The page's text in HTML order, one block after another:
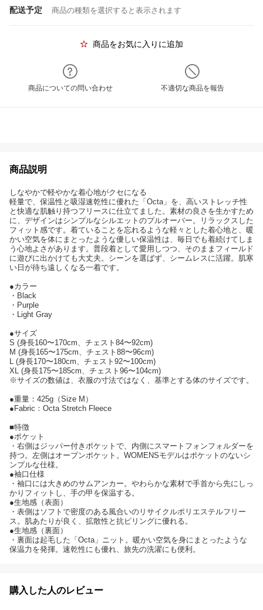
配送予定 商品の種類を選択すると表示されます
商品をお気に入りに追加
商品についての問い合わせ 不適切な商品を報告
商品説明
しなやかで軽やかな着心地がクセになる
軽量で、保温性と吸湿速乾性に優れた「Octa」を、高いストレッチ性
と快適な肌触り持つフリースに仕立てました。素材の良さを生かすため
に、デザインはシンプルなシルエットのプルオーバー。リラックスした
フィット感です。着ていることを忘れるような軽々とした着心地と、暖
かい空気を体にまとったような優しい保温性は、毎日でも着続けてしま
う心地よさがあります。普段着として愛用しつつ、そのままフィールド
に遊びに出かけても大丈夫。シーンを選ばず、シームレスに活躍。肌寒
い日が待ち遠しくなる一着です。
●カラー
・Black
・Purple
・Light Gray
●サイズ
S (身長160〜170cm、チェスト84〜92cm)
M (身長165〜175cm、チェスト88〜96cm)
L (身長170〜180cm、チェスト92〜100cm)
XL (身長175〜185cm、チェスト96〜104cm)
※サイズの数値は、衣服の寸法ではなく、基準とする体のサイズです。
●重量：425g（Size M）
●Fabric：Octa Stretch Fleece
■特徴
●ポケット
・右側はジッパー付きポケットで、内側にスマートフォンフォルダーを
持つ。左側はオープンポケット。WOMENSモデルはポケットのないシ
ンプルな仕様。
●袖口仕様
・袖口には大きめのサムアンカー。やわらかな素材で手首から先にしっ
かりフィットし、手の甲を保温する。
●生地感（表面）
・表側はソフトで密度のある風合いのリサイクルポリエステルフリー
ス。肌あたりが良く、拡散性と抗ピリングに優れる。
●生地感（裏面）
・裏面は起毛した「Octa」ニット。暖かい空気を身にまとったような
保温力を発揮。速乾性にも優れ、旅先の洗濯にも便利。
購入した人のレビュー